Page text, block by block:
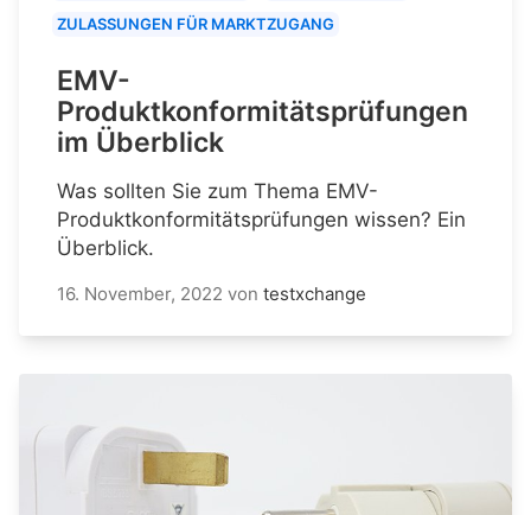
ZULASSUNGEN FÜR MARKTZUGANG
EMV-
Produktkonformitätsprüfungen
im Überblick
Was sollten Sie zum Thema EMV-
Produktkonformitätsprüfungen wissen? Ein
Überblick.
16. November, 2022 von testxchange